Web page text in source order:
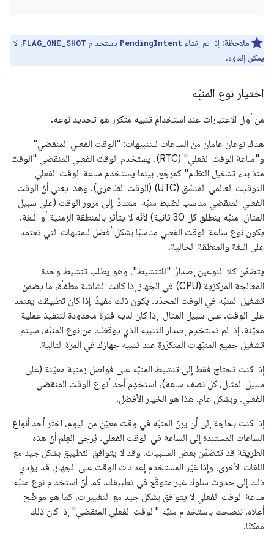
ملاحظة: إذا تم إنشاء PendingIntent باستخدام FLAG_ONE_SHOT، لا
يمكن إلغاؤه.
اختيار نوع المنبّه
من أول الاعتبارات عند استخدام تنبيه متكرر هو تحديد نوعه.
هناك نوعان عامان من الساعات للتنبيهات: "الوقت الفعلي المنقضي"
و"ساعة الوقت الفعلي" (RTC). يستخدم الوقت الفعلي المنقضي "الوقت
منذ بدء تشغيل النظام" كمرجع، بينما يستخدم ساعة الوقت الفعلي
التوقيت العالمي المنسّق (UTC) (الوقت الظاهري). وهذا يعني أنّ الوقت
الفعلي المنقضي مناسب لضبط منبّه استنادًا إلى مرور الوقت (على سبيل
المثال، منبّه ينطلق كل 30 ثانية) لأنّه لا يتأثر بالمنطقة الزمنية أو اللغة.
يكون نوع ساعة الوقت الفعلي مناسبًا بشكل أفضل للمنبهات التي تعتمد
على اللغة والمنطقة الحالية.
يتضمّن كلا النوعين إصدارًا "للتنشيط"، وهو يطلب تنشيط وحدة
المعالجة المركزية (CPU) في الجهاز إذا كانت الشاشة مطفأة، ما يضمن
تشغيل المنبّه في الوقت المحدّد. يكون ذلك مفيدًا إذا كان تطبيقك يعتمد
على الوقت. على سبيل المثال، إذا كان لديه فترة محدودة لتنفيذ عملية
معيّنة. إذا لم تستخدِم إصدار التنبيه الذي يوقظك من نوع المنبّه، سيتم
تشغيل جميع المنبّهات المتكرّرة عند تنبيه جهازك في المرة التالية.
إذا كنت تحتاج فقط إلى تنشيط المنبّه على فواصل زمنية معيّنة (على
سبيل المثال، كل نصف ساعة)، استخدِم أحد أنواع الوقت المنقضي
الفعلي. وبشكل عام، هذا هو الخيار الأفضل.
إذا كنت بحاجة إلى أن يرنّ المنبّه في وقت معيّن من اليوم، اختَر أحد أنواع
الساعات المستندة إلى الساعة في الوقت الفعلي. يُرجى العِلم أنّ هذه
الطريقة قد تتضمّن بعض السلبيات. وقد لا يتوافق التطبيق بشكل جيد مع
اللغات الأخرى، وإذا غيّر المستخدم إعدادات الوقت على الجهاز، قد يؤدي
ذلك إلى حدوث سلوك غير متوقّع في تطبيقك. كما أنّ استخدام نوع منبّه
ساعة الوقت الفعلي لا يتوافق بشكل جيد مع التغييرات، كما هو موضّح
أعلاه. ننصحك باستخدام منبّه "الوقت الفعلي المنقضي" إذا كان ذلك
ممكنًا.